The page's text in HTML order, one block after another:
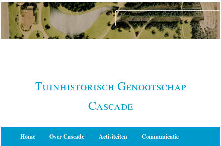
Spring
naar
primaire
Tuinhistorisch Genootschap
Cascade
Home Over Cascade Activiteiten Communicatie